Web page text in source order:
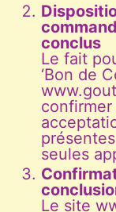
conclus
Le fait
‘Bon de
seules
Le site